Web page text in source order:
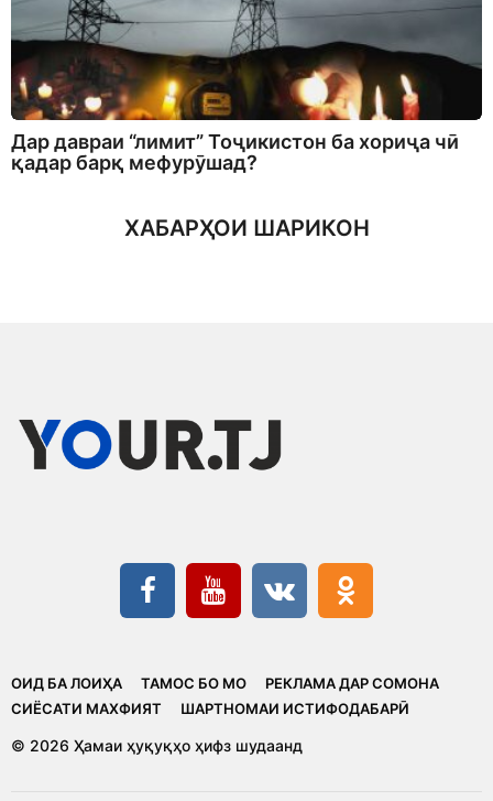
Дар давраи “лимит” Тоҷикистон ба хориҷа чӣ
қадар барқ мефурӯшад?
ХАБАРҲОИ ШАРИКОН
ОИД БА ЛОИҲА ТАМОС БО МО
РЕКЛАМА ДАР СОМОНА
CИЁСАТИ МАХФИЯТ
ШАРТНОМАИ ИСТИФОДАБАРӢ
© 2026 Ҳамаи ҳуқуқҳо ҳифз шудаанд